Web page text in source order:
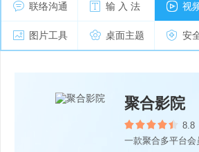
联络沟通 输 入 法 视
图片工具 桌面主题 安
聚合影院
8.8
一款聚合多平台